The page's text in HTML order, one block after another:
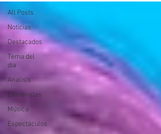
All Posts
Noticias
Destacados
Tema del
dia
Analisis
Entrevistas
Música
Espectáculos